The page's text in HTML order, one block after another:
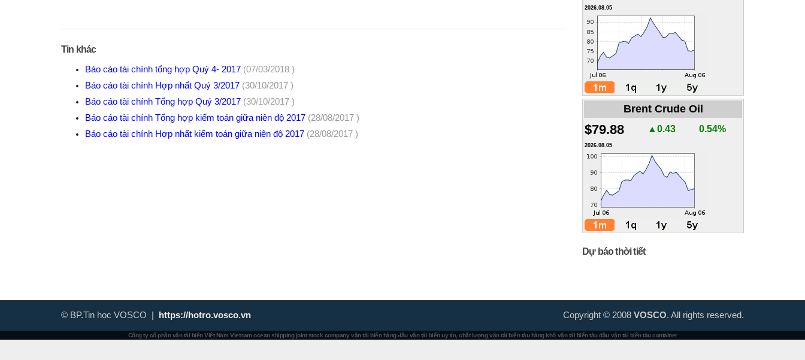
Tin khác
Báo cáo tài chính tổng hợp Quý 4- 2017 (07/03/2018 )
Báo cáo tài chính Hợp nhất Quý 3/2017 (30/10/2017 )
Báo cáo tài chính Tổng hợp Quý 3/2017 (30/10/2017 )
Báo cáo tài chính Tổng hợp kiểm toán giữa niên độ 2017 (28/08/2017 )
Báo cáo tài chính Hợp nhất kiểm toán giữa niên độ 2017 (28/08/2017 )
2026.08.05
Brent Crude Oil
$79.88 ▲0.43 0.54%
2026.08.05
Dự báo thời tiết
© BP.Tin học VOSCO | https://hotro.vosco.vn Copyright © 2008 VOSCO. All rights reserved.
Công ty cổ phần vận tải biển Việt Nam Vietnam ocean shipping joint stock company vận tải biển hàng đầu vận tải biển uy tín, chất lượng vận tải biển tàu hàng khô vận tải biển tàu dầu vận tải biển tàu container